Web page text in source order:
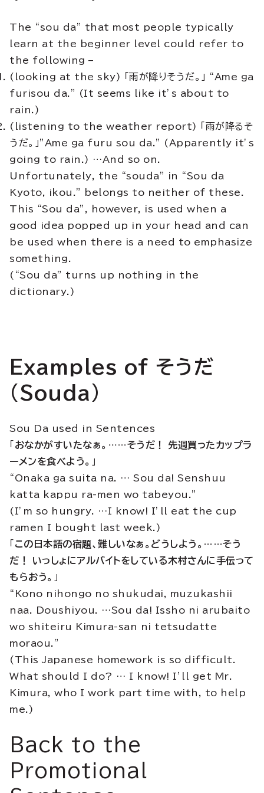
The “sou da” that most people typically
learn at the beginner level could refer to
the following –
(looking at the sky) 「雨が降りそうだ。」 “Ame ga
furisou da.” (It seems like it’s about to
rain.)
(listening to the weather report) 「雨が降るそ
うだ。」”Ame ga furu sou da.” (Apparently it’s
going to rain.) …And so on.
Unfortunately, the “souda” in “Sou da
Kyoto, ikou.” belongs to neither of these.
This “Sou da”, however, is used when a
good idea popped up in your head and can
be used when there is a need to emphasize
something.
(“Sou da” turns up nothing in the
dictionary.)
Examples of そうだ
(Souda)
Sou Da used in Sentences
おなかがすいたなぁ。……そうだ！ 先週買ったカップラ
ーメンを食べよう。 」
“Onaka ga suita na. … Sou da! Senshuu
katta kappu ra-men wo tabeyou.”
(I’m so hungry. …I know! I’ll eat the cup
ramen I bought last week.)
この日本語の宿題、難しいなぁ。どうしよう。……そう
だ！ いっしょにアルバイトをしている木村さんに手伝って
もらおう。 」
“Kono nihongo no shukudai, muzukashii
naa. Doushiyou. …Sou da! Issho ni arubaito
wo shiteiru Kimura-san ni tetsudatte
moraou.”
(This Japanese homework is so difficult.
What should I do? … I know! I’ll get Mr.
Kimura, who I work part time with, to help
me.)
Back to the
Promotional